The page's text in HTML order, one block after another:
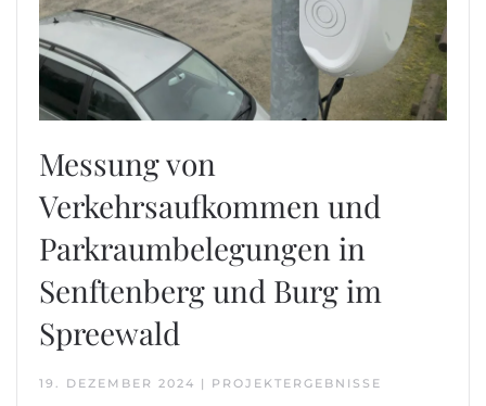
Messung von
Verkehrsaufkommen und
Parkraumbelegungen in
Senftenberg und Burg im
Spreewald
19. DEZEMBER 2024 | PROJEKTERGEBNISSE